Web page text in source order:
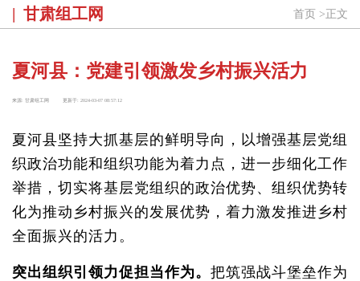
甘肃组工网 首页 > 正文
夏河县：党建引领激发乡村振兴活力
来源: 甘肃组工网 更新于: 2024-03-07 08:57:12
夏河县坚持大抓基层的鲜明导向，以增强基层党组
织政治功能和组织功能为着力点，进一步细化工作
举措，切实将基层党组织的政治优势、组织优势转
化为推动乡村振兴的发展优势，着力激发推进乡村
全面振兴的活力。
突出组织引领力促担当作为。 把筑强战斗堡垒作为